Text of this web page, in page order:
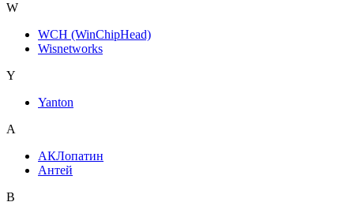
W
WCH (WinChipHead)
Wisnetworks
Y
Yanton
А
АКЛопатин
Антей
В